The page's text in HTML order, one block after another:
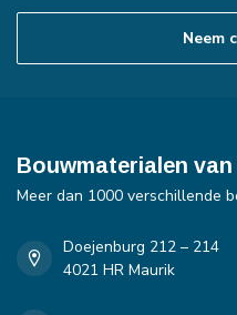
Neem
Bouwmaterialen van
Meer dan 1000 verschillende
Doejenburg 212 – 214
4021 HR Maurik